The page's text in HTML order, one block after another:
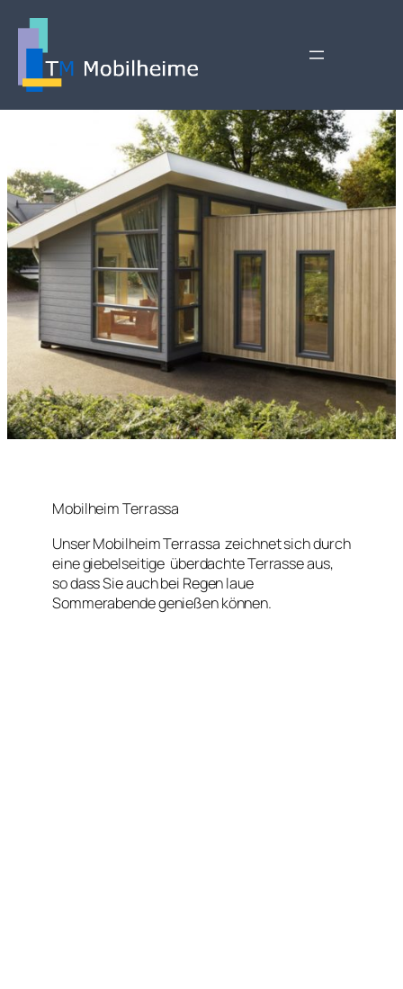
Mobilheim Terrassa
Unser Mobilheim Terrassa zeichnet sich durch
eine giebelseitige überdachte Terrasse aus,
so dass Sie auch bei Regen laue
Sommerabende genießen können.